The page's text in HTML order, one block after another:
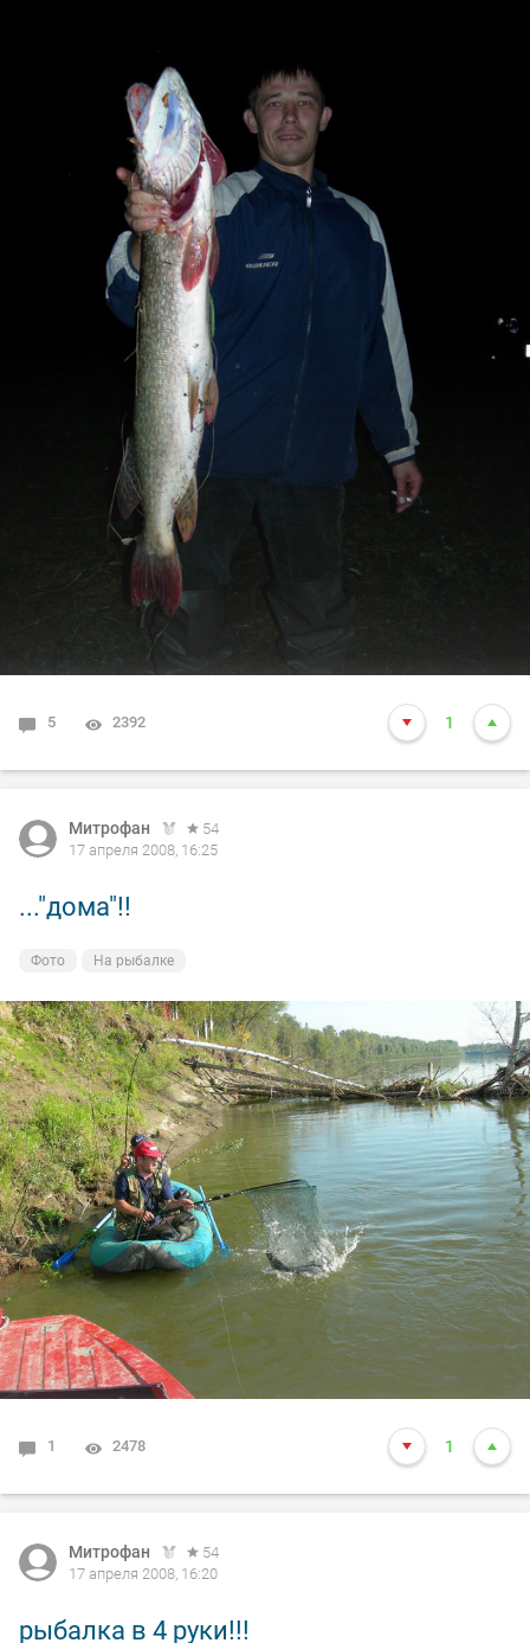
5 2392 1
Митрофан
54
17 апреля 2008, 16:25
..."дома"!!
Фото На рыбалке
1 2478 1
Митрофан
54
17 апреля 2008, 16:20
рыбалка в 4 руки!!!